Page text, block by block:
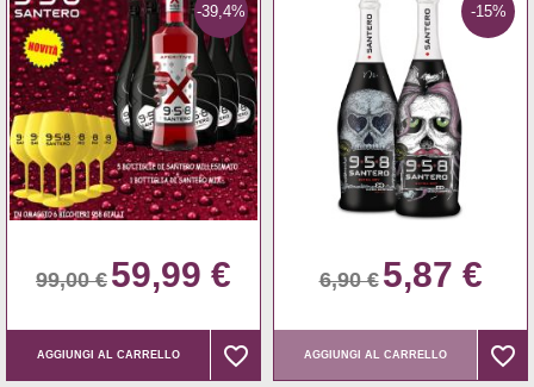
-39,4%
99,00 € 59,99 €
AGGIUNGI AL CARRELLO favorite_border
favorite_border
-15%
6,90 € 5,87 €
AGGIUNGI AL CARRELLO favorite_border
favorite_border